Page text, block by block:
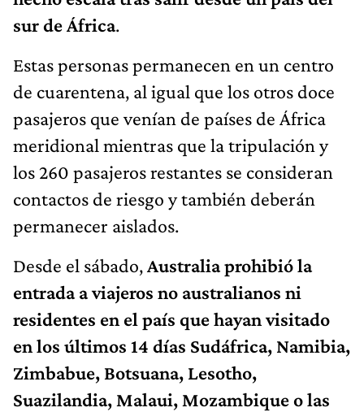
sur de África.
Estas personas permanecen en un centro
de cuarentena, al igual que los otros doce
pasajeros que venían de países de África
meridional mientras que la tripulación y
los 260 pasajeros restantes se consideran
contactos de riesgo y también deberán
permanecer aislados.
Desde el sábado,Australia prohibió la
entrada a viajeros no australianos ni
residentes en el país que hayan visitado
en los últimos 14 días Sudáfrica, Namibia,
Zimbabue, Botsuana, Lesotho,
Suazilandia, Malaui, Mozambique o las